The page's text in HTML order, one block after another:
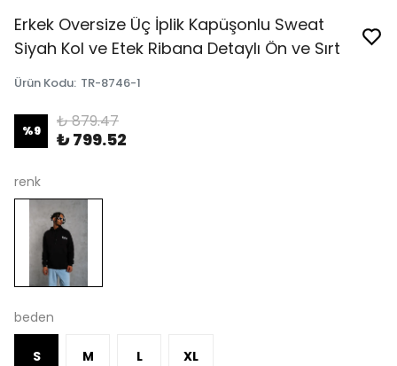
Erkek Oversize Üç İplik Kapüşonlu Sweat
Siyah Kol ve Etek Ribana Detaylı Ön ve Sırt
Ürün Kodu: TR-8746-1
%9 ₺ 879.47
₺ 799.52
renk
beden
S M L XL